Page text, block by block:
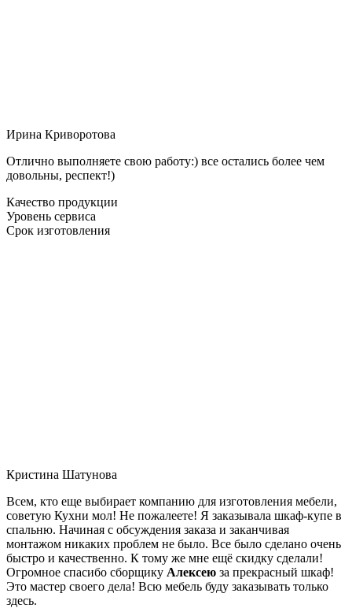
Ирина Криворотова
Отлично выполняете свою работу:) все остались более чем
довольны, респект!)
Качество продукции
Уровень сервиса
Срок изготовления
Кристина Шатунова
Всем, кто еще выбирает компанию для изготовления мебели,
советую Кухни мол! Не пожалеете! Я заказывала шкаф-купе в
спальню. Начиная с обсуждения заказа и заканчивая
монтажом никаких проблем не было. Все было сделано очень
быстро и качественно. К тому же мне ещё скидку сделали!
Огромное спасибо сборщику Алексею за прекрасный шкаф!
Это мастер своего дела! Всю мебель буду заказывать только
здесь.